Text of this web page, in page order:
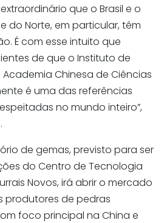
que o Brasil e o
do Norte, em particular, têm
É com esse intuito que
de que o Instituto de
Academia Chinesa de Ciências
é uma das referências
no mundo inteiro”,
de gemas, previsto para ser
do Centro de Tecnologia
Novos, irá abrir o mercado
produtores de pedras
foco principal na China e